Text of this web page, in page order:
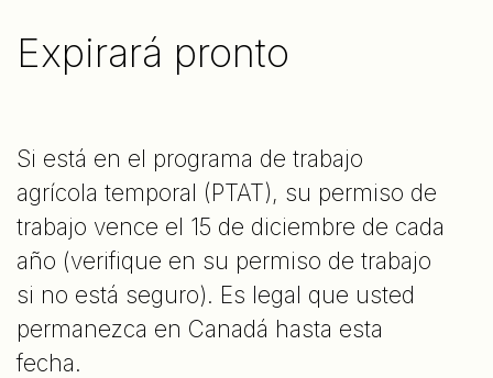
Expirará pronto
Si está en el programa de trabajo
agrícola temporal (PTAT), su permiso de
trabajo vence el 15 de diciembre de cada
año (verifique en su permiso de trabajo
si no está seguro). Es legal que usted
permanezca en Canadá hasta esta
fecha.